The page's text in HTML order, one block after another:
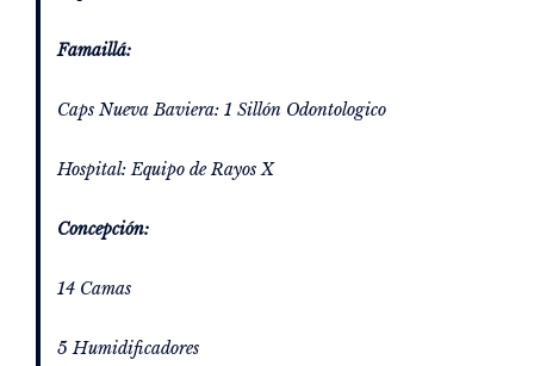
Famaillá:
Caps Nueva Baviera: 1 Sillón Odontologico
Hospital: Equipo de Rayos X
Concepción:
14 Camas
5 Humidificadores